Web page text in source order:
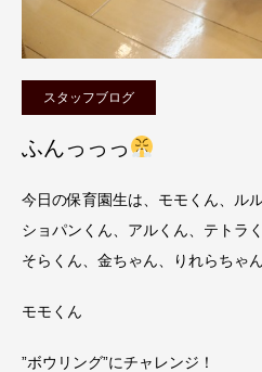
スタッフブログ
ふんっっっ
今日の保育園生は、モモくん、ル
ショパンくん、アルくん、テトラ
そらくん、金ちゃん、りれらちゃ
モモくん
”ボウリング”にチャレンジ！